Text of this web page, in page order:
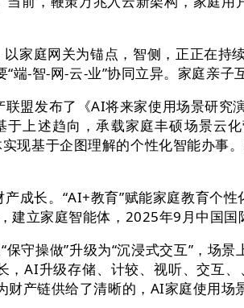
庭网关为锚点，智侧，正正在持
-智-网-云-业”协同立异。家庭亲子
盟发布了《AI将来家使用场景研究
上述趋向，承载家庭丰硕场景云
现基于企图理解的个性化智能办
长。“AI+教育”赋能家庭教育个
立家庭智能体，2025年9月中国
操做”升级为“沉浸式交互”，场景
AI升级存储、计较、视听、交互
产链供给了清晰的，AI家庭使用场